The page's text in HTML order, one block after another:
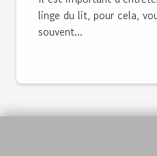
linge du lit, pour cela,
souvent...